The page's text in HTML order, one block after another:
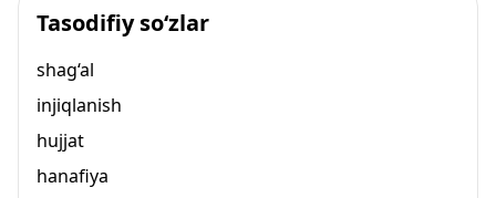
Tasodifiy so‘zlar
shag‘al
injiqlanish
hujjat
hanafiya